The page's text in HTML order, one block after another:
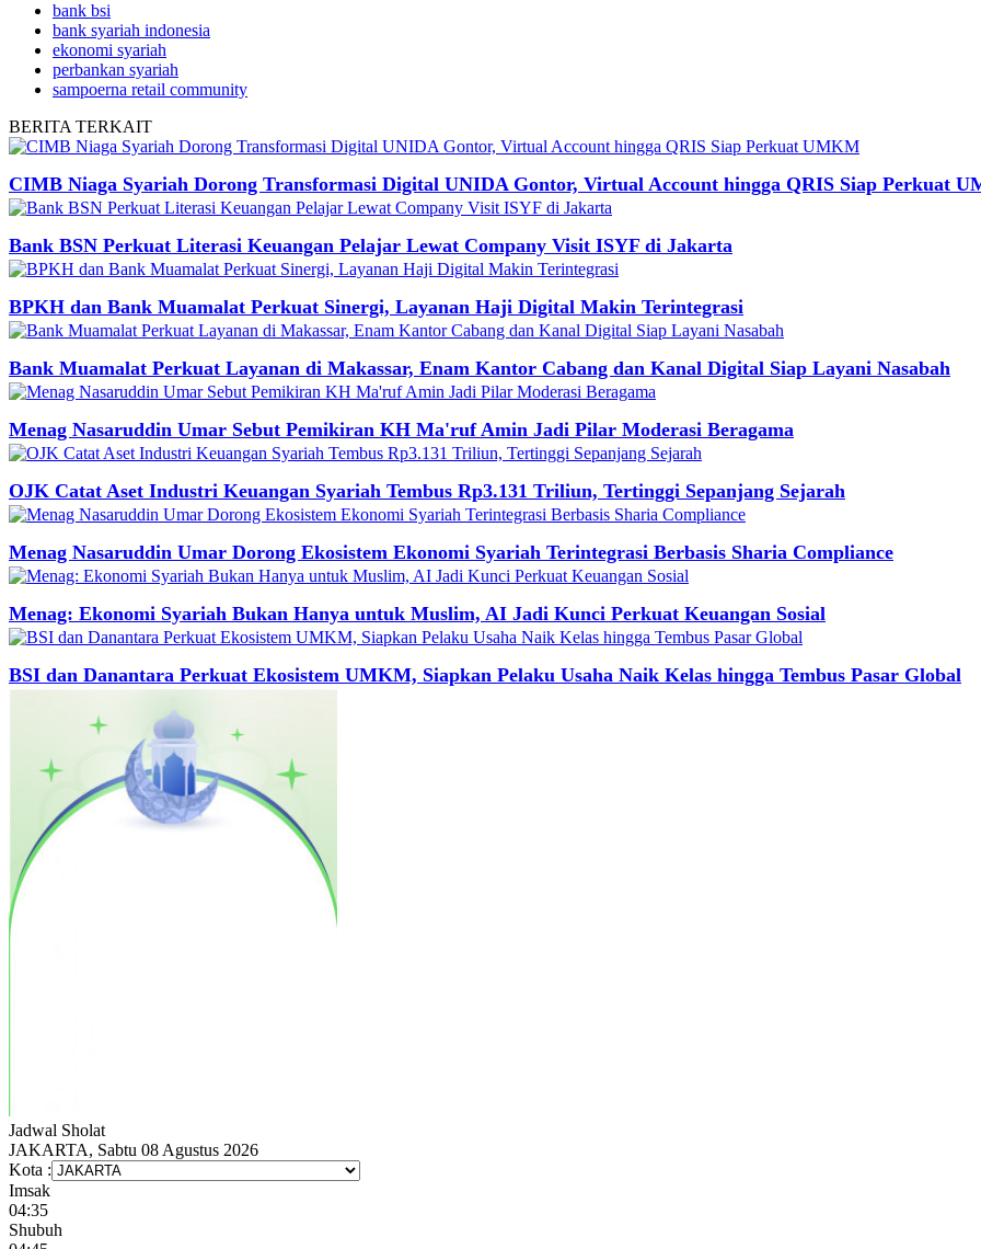
bank bsi
bank syariah indonesia
ekonomi syariah
perbankan syariah
sampoerna retail community
BERITA TERKAIT
CIMB Niaga Syariah Dorong Transformasi Digital UNIDA Gontor, Virtual Account hingga QRIS Siap Perkuat
Bank BSN Perkuat Literasi Keuangan Pelajar Lewat Company Visit ISYF di Jakarta
BPKH dan Bank Muamalat Perkuat Sinergi, Layanan Haji Digital Makin Terintegrasi
Bank Muamalat Perkuat Layanan di Makassar, Enam Kantor Cabang dan Kanal Digital Siap Layani Nasabah
Menag Nasaruddin Umar Sebut Pemikiran KH Ma'ruf Amin Jadi Pilar Moderasi Beragama
OJK Catat Aset Industri Keuangan Syariah Tembus Rp3.131 Triliun, Tertinggi Sepanjang Sejarah
Menag Nasaruddin Umar Dorong Ekosistem Ekonomi Syariah Terintegrasi Berbasis Sharia Compliance
Menag: Ekonomi Syariah Bukan Hanya untuk Muslim, AI Jadi Kunci Perkuat Keuangan Sosial
BSI dan Danantara Perkuat Ekosistem UMKM, Siapkan Pelaku Usaha Naik Kelas hingga Tembus Pasar Global
Jadwal Sholat
JAKARTA, Sabtu 08 Agustus 2026
Kota :
Imsak
04:35
Shubuh